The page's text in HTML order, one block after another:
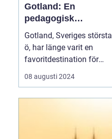
Gotland: En
pedagogisk
äventyrsresa
Gotland, Sveriges största
ö, har länge varit en
favoritdestination för
skolresor. Med sin rika
historia, fantastiska
lärande och nöje för
08 augusti 2024